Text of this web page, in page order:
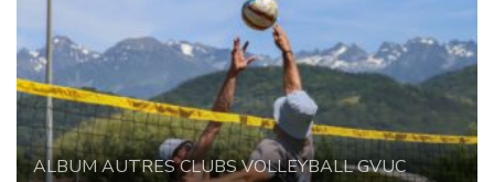
ALBUMAUTRES CLUBS VOLLEYBALLGVUC